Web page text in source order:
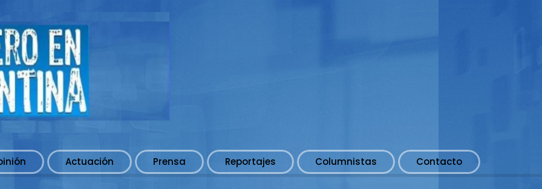
Actuación Prensa Reportajes Columnistas Contacto